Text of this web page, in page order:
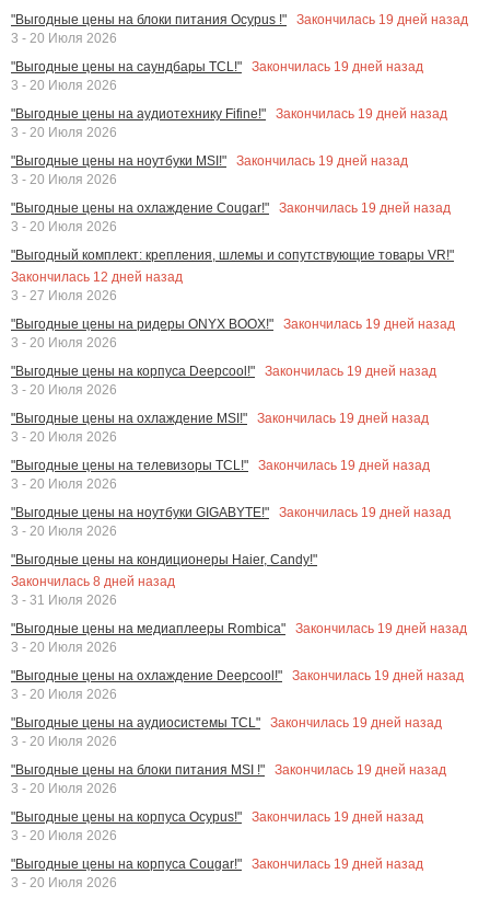
"Выгодные цены на блоки питания Ocypus !"
Закончилась 19 дней назад
3 - 20 Июля 2026
"Выгодные цены на саундбары TCL!"
Закончилась 19 дней назад
3 - 20 Июля 2026
"Выгодные цены на аудиотехнику Fifine!"
Закончилась 19 дней назад
3 - 20 Июля 2026
"Выгодные цены на ноутбуки MSI!"
Закончилась 19 дней назад
3 - 20 Июля 2026
"Выгодные цены на охлаждение Cougar!"
Закончилась 19 дней назад
3 - 20 Июля 2026
"Выгодный комплект: крепления, шлемы и сопутствующие товары VR!"
Закончилась 12 дней назад
3 - 27 Июля 2026
"Выгодные цены на ридеры ONYX BOOX!"
Закончилась 19 дней назад
3 - 20 Июля 2026
"Выгодные цены на корпуса Deepcool!"
Закончилась 19 дней назад
3 - 20 Июля 2026
"Выгодные цены на охлаждение MSI!"
Закончилась 19 дней назад
3 - 20 Июля 2026
"Выгодные цены на телевизоры TCL!"
Закончилась 19 дней назад
3 - 20 Июля 2026
"Выгодные цены на ноутбуки GIGABYTE!"
Закончилась 19 дней назад
3 - 20 Июля 2026
"Выгодные цены на кондиционеры Haier, Candy!"
Закончилась 8 дней назад
3 - 31 Июля 2026
"Выгодные цены на медиаплееры Rombica"
Закончилась 19 дней назад
3 - 20 Июля 2026
"Выгодные цены на охлаждение Deepcool!"
Закончилась 19 дней назад
3 - 20 Июля 2026
"Выгодные цены на аудиосистемы TCL"
Закончилась 19 дней назад
3 - 20 Июля 2026
"Выгодные цены на блоки питания MSI !"
Закончилась 19 дней назад
3 - 20 Июля 2026
"Выгодные цены на корпуса Ocypus!"
Закончилась 19 дней назад
3 - 20 Июля 2026
"Выгодные цены на корпуса Cougar!"
Закончилась 19 дней назад
3 - 20 Июля 2026